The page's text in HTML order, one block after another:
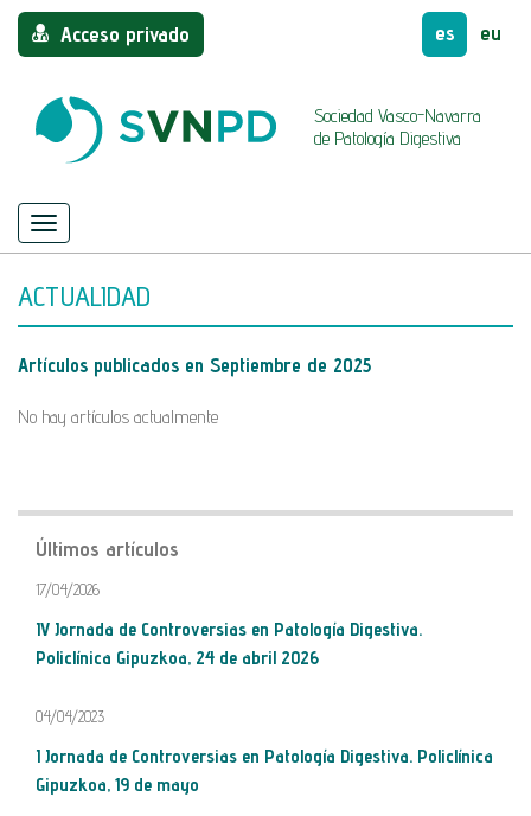
Acceso privado es eu
Sociedad Vasco-Navarra
de Patología Digestiva
Mostrar/ocultar
navegación
ACTUALIDAD
Artículos publicados en Septiembre de 2025
No hay artículos actualmente
Últimos artículos
17/04/2026
IV Jornada de Controversias en Patología Digestiva.
Policlínica Gipuzkoa, 24 de abril 2026
04/04/2023
I Jornada de Controversias en Patología Digestiva. Policlínica
Gipuzkoa, 19 de mayo